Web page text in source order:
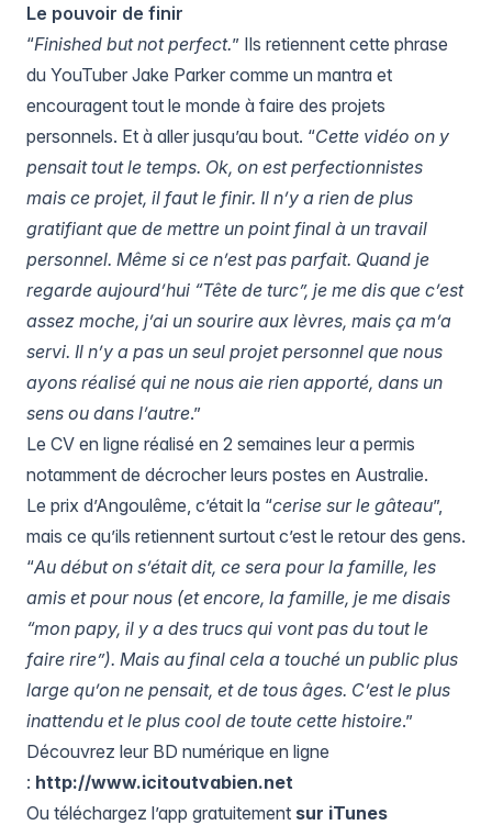
Le pouvoir de finir
“Finished but not perfect.” Ils retiennent cette phrase
du YouTuber Jake Parker comme un mantra et
encouragent tout le monde à faire des projets
personnels. Et à aller jusqu’au bout. “Cette vidéo on y
pensait tout le temps. Ok, on est perfectionnistes
mais ce projet, il faut le finir. Il n’y a rien de plus
gratifiant que de mettre un point final à un travail
personnel. Même si ce n’est pas parfait. Quand je
regarde aujourd’hui “Tête de turc”, je me dis que c’est
assez moche, j’ai un sourire aux lèvres, mais ça m’a
servi. Il n’y a pas un seul projet personnel que nous
ayons réalisé qui ne nous aie rien apporté, dans un
sens ou dans l’autre.”
Le CV en ligne réalisé en 2 semaines leur a permis
notamment de décrocher leurs postes en Australie.
Le prix d’Angoulême, c’était la “cerise sur le gâteau”,
mais ce qu’ils retiennent surtout c’est le retour des gens.
“Au début on s’était dit, ce sera pour la famille, les
amis et pour nous (et encore, la famille, je me disais
“mon papy, il y a des trucs qui vont pas du tout le
faire rire”). Mais au final cela a touché un public plus
large qu’on ne pensait, et de tous âges. C’est le plus
inattendu et le plus cool de toute cette histoire.”
Découvrez leur BD numérique en ligne
: http://www.icitoutvabien.net
Ou téléchargez l’app gratuitement sur iTunes